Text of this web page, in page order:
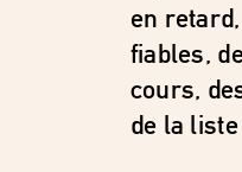
en
fiables,
cours,
de la liste